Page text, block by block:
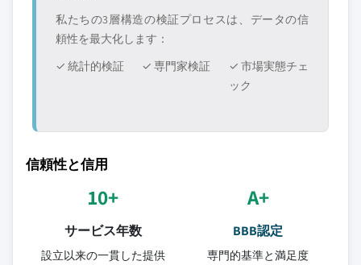
私たちの3層構造の検証プロセスは、データの信
頼性を最大化します：
✓ 統計的検証
✓ 専門家検証
✓ 市場実態チェ
ック
信頼性と信用
10+
サービス年数
設立以来の一貫した提供
A+
BBB認定
専門的基準と満足度